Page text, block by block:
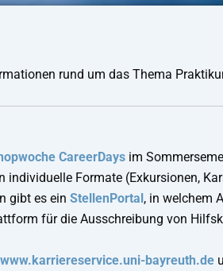
rund um das Thema
CareerDays im
individuelle Formate (Exkursionen,
gibt es ein StellenPortal , in welchem
für die Ausschreibung von
www.karriereservice.uni-bayreuth.de